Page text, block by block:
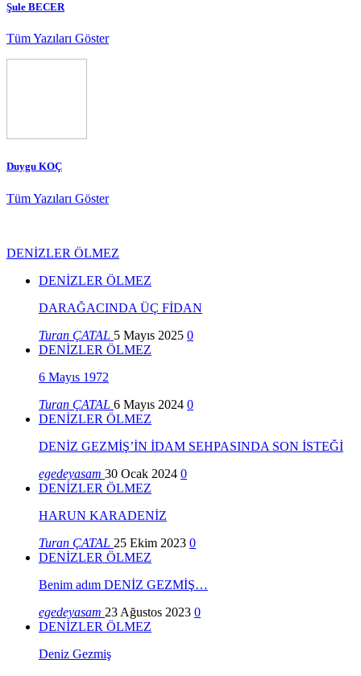
Şule BECER
Tüm Yazıları Göster
Duygu KOÇ
Tüm Yazıları Göster
DENİZLER ÖLMEZ
DENİZLER ÖLMEZ
DARAĞACINDA ÜÇ FİDAN
Turan ÇATAL 5 Mayıs 2025 0
DENİZLER ÖLMEZ
6 Mayıs 1972
Turan ÇATAL 6 Mayıs 2024 0
DENİZLER ÖLMEZ
DENİZ GEZMİŞ’İN İDAM SEHPASINDA SON İSTEĞİ
egedeyasam 30 Ocak 2024 0
DENİZLER ÖLMEZ
HARUN KARADENİZ
Turan ÇATAL 25 Ekim 2023 0
DENİZLER ÖLMEZ
Benim adım DENİZ GEZMİŞ…
egedeyasam 23 Ağustos 2023 0
DENİZLER ÖLMEZ
Deniz Gezmiş